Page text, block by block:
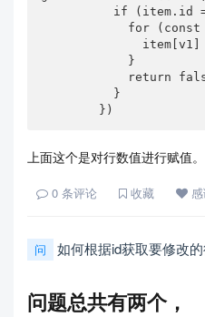
        })
上面这个是对行数值进行赋值。
0 条评论 收藏
问 如何根据id获取要修改
问题总共有两个，